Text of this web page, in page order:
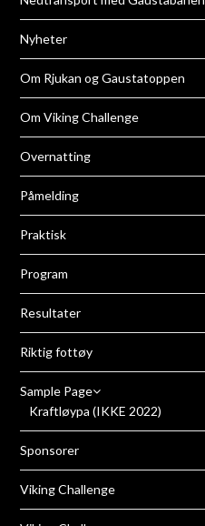
Nyheter
Om Rjukan og Gaustatoppen
Om Viking Challenge
Overnatting
Påmelding
Praktisk
Program
Resultater
Riktig fottøy
Sample Page
Kraftløypa (IKKE 2022)
Sponsorer
Viking Challenge